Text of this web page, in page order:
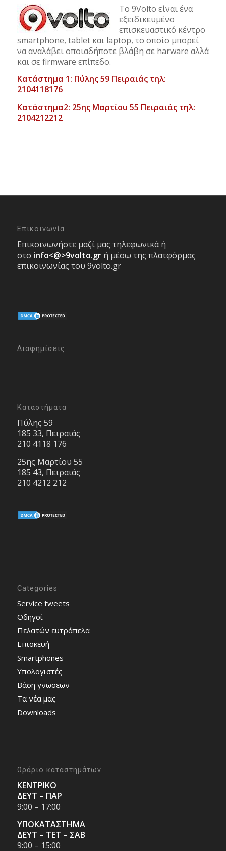
Το 9Volto είναι ένα
εξειδικευμένο
επισκευαστικό κέντρο
smartphone, tablet και laptop, το οποίο μπορεί
να αναλάβει οποιαδήποτε βλάβη σε harware αλλά
και σε firmware επίπεδο.
Κατάστημα 1: Πύλης 59 Πειραιάς τηλ:
2104118176
Κατάστημα2: 25ης Μαρτίου 55 Πειραιάς τηλ:
2104212212
Επικοινωνία
Επικοινωνήστε μαζί μας τηλεφωνικά ή
στο info<@>9volto.gr ή μέσω της πλατφόρμας
επικοινωνίας του 9volto.gr
Διαφημίσεις:
Καταστήματα
Πύλης 59
185 33, Πειραιάς
210 4118 176
25ης Μαρτίου 55
185 43, Πειραιάς
210 4212 212
Categories
Service tweets
Οδηγοί
Πελατών ευτράπελα
Επισκευή
Smartphones
Υπολογιστές
Bάση γνωσεων
Τα νέα μας
Downloads
Ωράριο καταστημάτων
ΚΕΝΤΡΙΚΟ
ΔΕΥΤ – ΠΑΡ
9:00 – 17:00
ΥΠΟΚΑΤΑΣΤΗΜΑ
ΔΕΥΤ – ΤΕΤ – ΣΑΒ
9:00 – 15:00